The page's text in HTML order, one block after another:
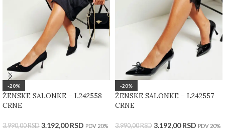
-20%
ŽENSKE SALONKE – L242558
CRNE
3.990,00RSD 3.192,00RSD PDV 20%
-20%
ŽENSKE SALONKE – L242557
CRNE
3.990,00RSD 3.192,00RSD PDV 20%